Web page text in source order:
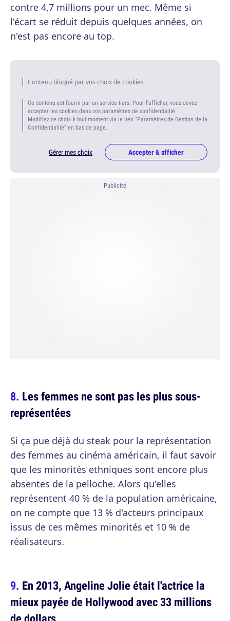
contre 4,7 millions pour un mec. Même si
l'écart se réduit depuis quelques années, on
n'est pas encore au top.
Contenu bloqué par vos choix de cookies
Ce contenu est fourni par un service tiers. Pour l'afficher, vous devez
accepter les cookies dans vos paramètres de confidentialité.
Modifiez ce choix à tout moment via le lien "Paramètres de Gestion de la
Confidentialité" en bas de page.
Gérer mes choix Accepter & afficher
Publicité
Les femmes ne sont pas les plus sous-
représentées
Si ça pue déjà du steak pour la représentation
des femmes au cinéma américain, il faut savoir
que les minorités ethniques sont encore plus
absentes de la pelloche. Alors qu'elles
représentent 40 % de la population américaine,
on ne compte que 13 % d'acteurs principaux
issus de ces mêmes minorités et 10 % de
réalisateurs.
En 2013, Angeline Jolie était l'actrice la
mieux payée de Hollywood avec 33 millions